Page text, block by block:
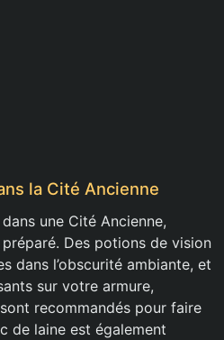
la Cité Ancienne
une Cité Ancienne,
Des potions de vision
dans l’obscurité ambiante, et
sur votre armure,
recommandés pour faire
de laine est également